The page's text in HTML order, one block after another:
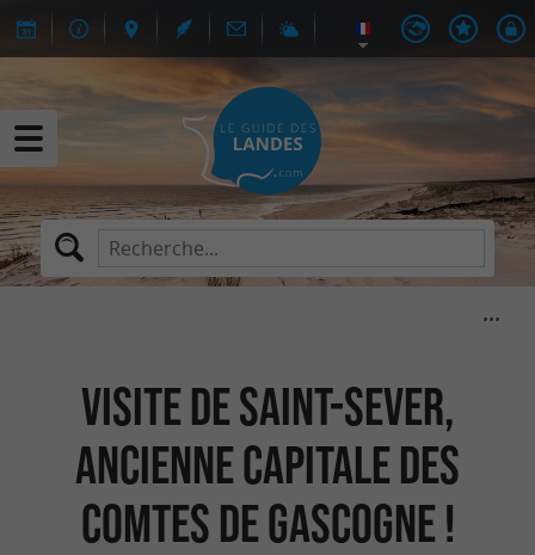
Visite de Saint-Sever,
ancienne capitale des
Comtes de Gascogne !